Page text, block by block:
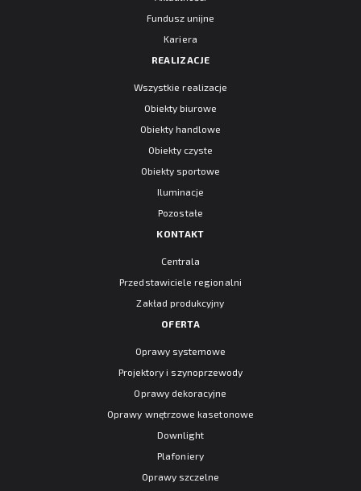
Fundusz unijne
Kariera
REALIZACJE
Wszystkie realizacje
Obiekty biurowe
Obiekty handlowe
Obiekty czyste
Obiekty sportowe
Iluminacje
Pozostałe
KONTAKT
Centrala
Przedstawiciele regionalni
Zakład produkcyjny
OFERTA
Oprawy systemowe
Projektory i szynoprzewody
Oprawy dekoracyjne
Oprawy wnętrzowe kasetonowe
Downlight
Plafoniery
Oprawy szczelne